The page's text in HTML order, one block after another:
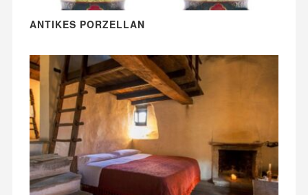
ANTIKES PORZELLAN